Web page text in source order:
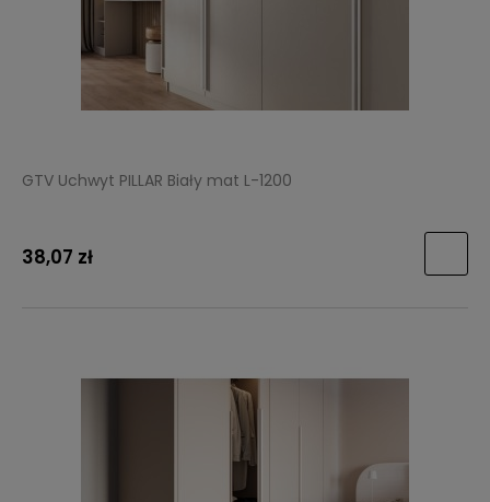
GTV Uchwyt PILLAR Biały mat L-1200
38,07 zł